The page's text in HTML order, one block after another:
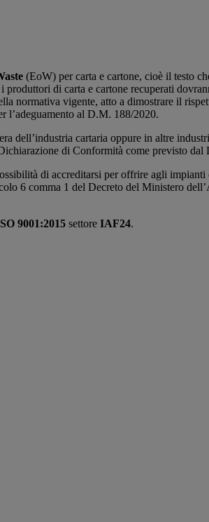
(EoW) per carta e cartone, cioè il testo
di carta e cartone recuperati
normativa vigente, atto a dimostrare il
l’adeguamento al D.M. 188/2020.
dell’industria cartaria oppure in altre
di Conformità come previsto dal
di accreditarsi per offrire agli
6 comma 1 del Decreto del Ministero
9001:2015 settore IAF24.